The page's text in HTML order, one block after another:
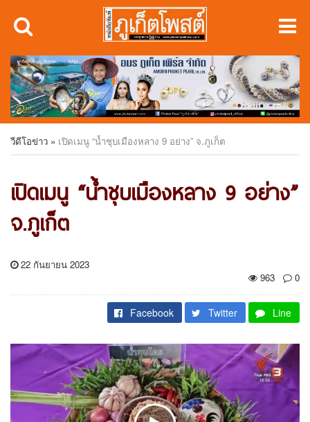
วีดีโอข่าว » เปิดเมนู “น้ำชุบเมืองหลาง 9 อย่าง” จ.ภูเก็ต
เปิดเมนู “น้ำชุบเมืองหลาง 9 อย่าง”
จ.ภูเก็ต
22 กันยายน 2023
963
0
Facebook Twitter Line